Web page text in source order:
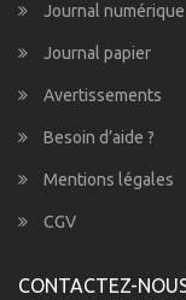
Journal numérique
Journal papier
Avertissements
Besoin d’aide ?
Mentions légales
CGV
CONTACTEZ-